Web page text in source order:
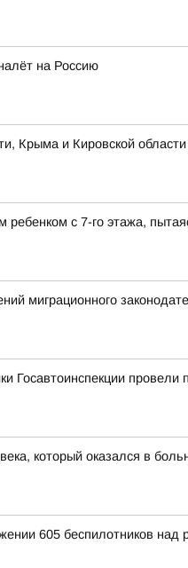
на Россию
Крыма и Кировской
с 7-го этажа,
миграционного
Госавтоинспекции
который оказался в
605 беспилотников над